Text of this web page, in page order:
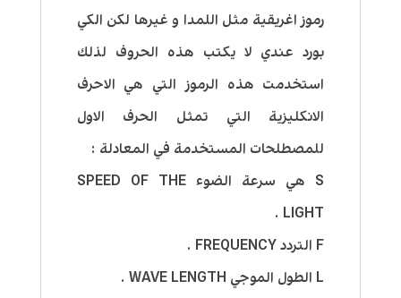
رموز اغريقية مثل اللمدا و غيرها لكن الكي
بورد عندي لا يكتب هذه الحروف لذلك
استخدمت هذه الرموز التي هي الاحرف
الانكليزية التي تمثل الحرف الاول
للمصطلحات المستخدمة في المعادلة :
S هي سرعة الضوء SPEED OF THE
LIGHT .
F التردد FREQUENCY .
L الطول الموجي WAVE LENGTH .